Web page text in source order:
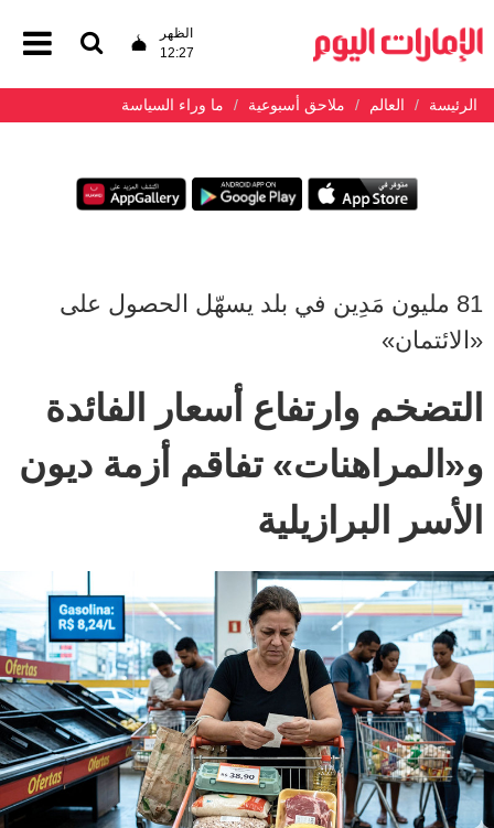
الظهر
12:27
الرئيسة العالم ملاحق أسبوعية ما وراء السياسة
81 مليون مَدِين في بلد يسهّل الحصول على
«الائتمان»
التضخم وارتفاع أسعار الفائدة
و«المراهنات» تفاقم أزمة ديون
الأسر البرازيلية